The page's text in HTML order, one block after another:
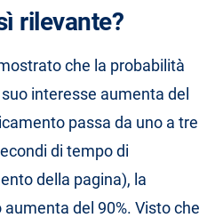
rilevante?
che la probabilità
interesse aumenta del
passa da uno a tre
di tempo di
della pagina), la
del 90%. Visto che